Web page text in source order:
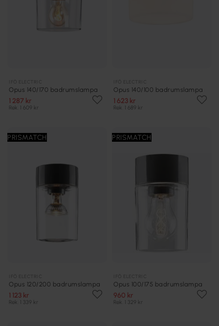
Opus 140/170 badrumslampa
1 287 kr
Rek. 1 609 kr
Opus 140/100 badrumslampa
1 623 kr
Rek. 1 689 kr
PRISMATCH
Opus 120/200 badrumslampa
1 123 kr
Rek. 1 339 kr
PRISMATCH
Opus 100/175 badrumslampa
960 kr
Rek. 1 329 kr